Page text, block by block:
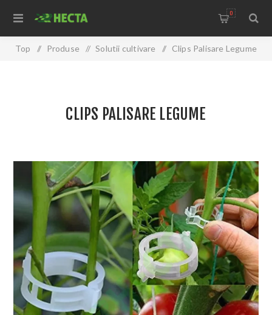
0
Top / Produse / Solutii cultivare / Clips Palisare Legume
CLIPS PALISARE LEGUME